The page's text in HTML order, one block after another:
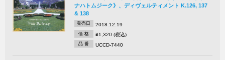
ナハトムジーク》、ディヴェルティメント K.126, 137
& 138
発売日 2018.12.19
価 格 ¥1,320 (税込)
品 番 UCCD-7440